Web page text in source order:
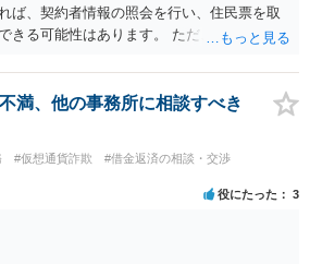
ば、契約者情報の照会を行い、住民票を取
きる可能性はあります。 ただ、他人名義の
詐欺の事案であれば照会できる可能性はあ
を経由する方法より難しくなります。 身元
屈があるかどうかを確認していきます。 基
には返金請求ができません。 詐欺を含め、
どうかを確認していきます。 さらに、渡し
あるかどうかも精査します。 上記を経て、
るでしょう。 ご理解のとおり、詐欺である
ません。 刑事事件化が出来るのであれば、
満、他の事務所に相談すべき
#仮想通貨詐欺
#借金返済の相談・交渉
役にたった 3